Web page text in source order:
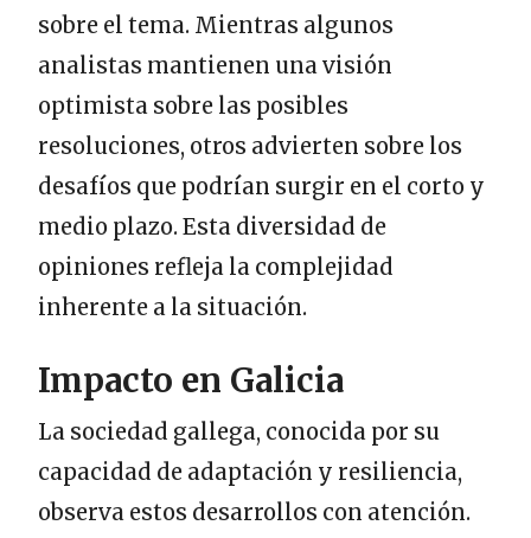
sobre el tema. Mientras algunos
analistas mantienen una visión
optimista sobre las posibles
resoluciones, otros advierten sobre los
desafíos que podrían surgir en el corto y
medio plazo. Esta diversidad de
opiniones refleja la complejidad
inherente a la situación.
Impacto en Galicia
La sociedad gallega, conocida por su
capacidad de adaptación y resiliencia,
observa estos desarrollos con atención.